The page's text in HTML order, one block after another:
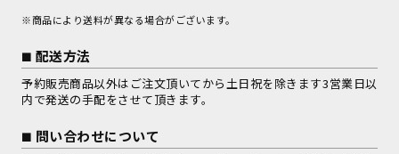
※商品により送料が異なる場合がございます。
配送方法
予約販売商品以外はご注文頂いてから土日祝を除きます3営業日以
内で発送の手配をさせて頂きます。
問い合わせについて